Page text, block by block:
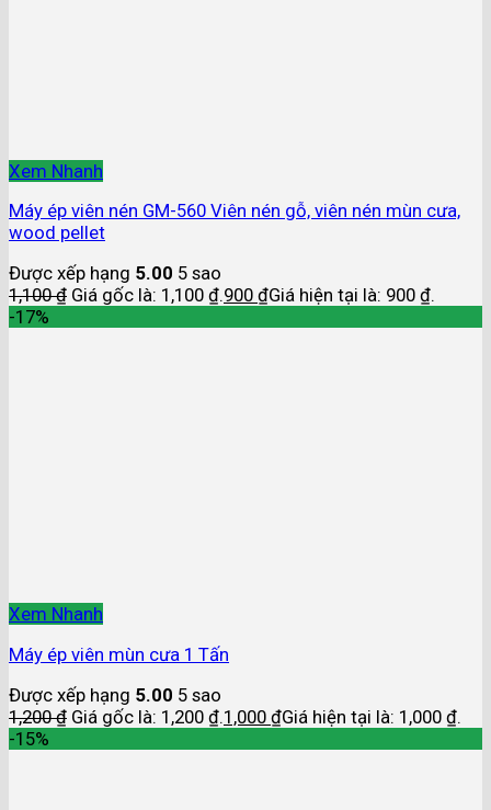
Xem Nhanh
Máy ép viên nén GM-560 Viên nén gỗ, viên nén mùn cưa,
wood pellet
Được xếp hạng 5.00 5 sao
1,100₫ Giá gốc là: 1,100 ₫.900 ₫Giá hiện tại là: 900 ₫.
-17%
Xem Nhanh
Máy ép viên mùn cưa 1 Tấn
Được xếp hạng 5.00 5 sao
1,200₫ Giá gốc là: 1,200 ₫.1,000 ₫Giá hiện tại là: 1,000 ₫.
-15%